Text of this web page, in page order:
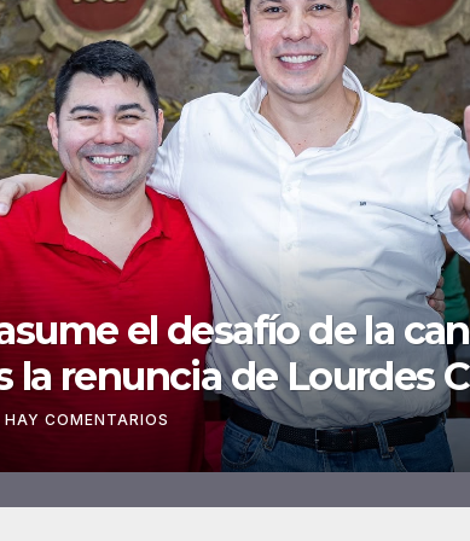
nueva sede
Villa Armando tras
HAY COMENTARIOS